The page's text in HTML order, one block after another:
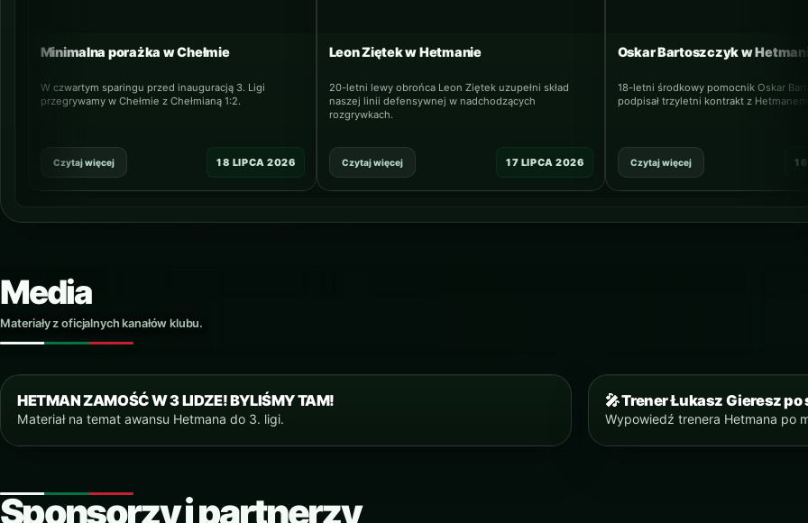
Minimalna porażka w Chełmie
W czwartym sparingu przed inauguracją 3. Ligi
przegrywamy w Chełmie z Chełmianą 1:2.
Czytaj więcej 18 LIPCA 2026
Leon Ziętek w Hetmanie
20-letni lewy obrońca Leon Ziętek uzupełni skład
naszej linii defensywnej w nadchodzących
rozgrywkach.
Czytaj więcej 17 LIPCA 2026
Oskar Bartoszczyk w
18-letni środkowy pomocnik Oskar
podpisał trzyletni kontrakt z Hetmanem.
Czytaj więcej
Media
Materiały z oficjalnych kanałów klubu.
HETMAN ZAMOŚĆ W 3 LIDZE! BYLIŚMY TAM!
Materiał na temat awansu Hetmana do 3. ligi.
🎤 Trener Łukasz Gieresz
Wypowiedź trenera Hetmana po
Sponsorzy i partnerzy